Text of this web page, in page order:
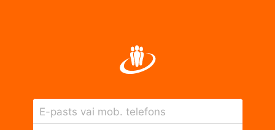
E-pasts vai mob. telefons